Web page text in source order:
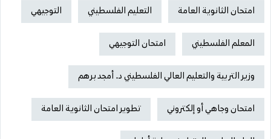
امتحان الثانوية العامة التعليم الفلسطيني التوجيهي
المعلم الفلسطيني امتحان التوجيهي
وزير التربية والتعليم العالي الفلسطيني د. أمجد برهم
امتحان وجاهي أو إلكتروني تطوير امتحان الثانوية العامة